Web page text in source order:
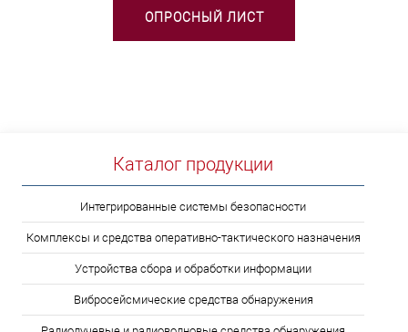
ОПРОСНЫЙ ЛИСТ
Каталог продукции
Интегрированные системы безопасности
Комплексы и средства оперативно-тактического назначения
Устройства сбора и обработки информации
Вибросейсмические средства обнаружения